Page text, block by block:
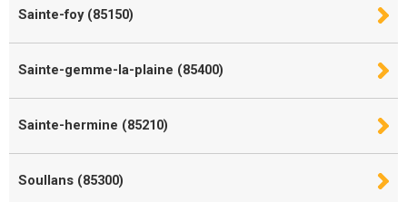
Sainte-foy (85150)
Sainte-gemme-la-plaine (85400)
Sainte-hermine (85210)
Soullans (85300)